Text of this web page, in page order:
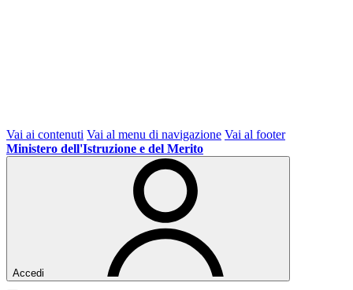
Vai ai contenuti Vai al menu di navigazione Vai al footer
Ministero dell'Istruzione e del Merito
Accedi